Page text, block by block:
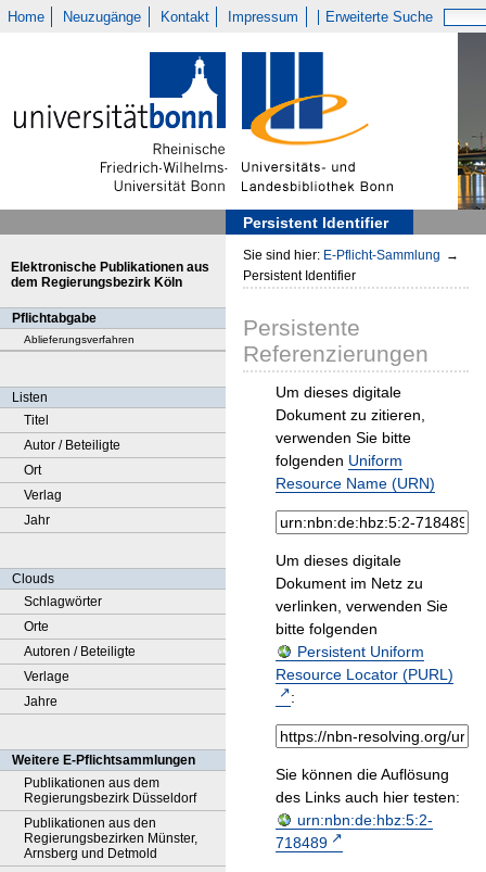
Home Neuzugänge Kontakt Impressum Erweiterte Suche
Persistent Identifier
Elektronische Publikationen aus
dem Regierungsbezirk Köln
Pflichtabgabe
Ablieferungsverfahren
Listen
Titel
Autor / Beteiligte
Ort
Verlag
Jahr
Clouds
Schlagwörter
Orte
Autoren / Beteiligte
Verlage
Jahre
Weitere E-Pflichtsammlungen
Publikationen aus dem
Regierungsbezirk Düsseldorf
Publikationen aus den
Regierungsbezirken Münster,
Arnsberg und Detmold
Sie sind hier: E-Pflicht-Sammlung →
Persistent Identifier
Persistente
Referenzierungen
Um dieses digitale
Dokument zu zitieren,
verwenden Sie bitte
folgenden Uniform
Resource Name (URN)
Um dieses digitale
Dokument im Netz zu
verlinken, verwenden Sie
bitte folgenden
Persistent Uniform
Resource Locator (PURL)
:
Sie können die Auflösung
des Links auch hier testen:
urn:nbn:de:hbz:5:2-
718489